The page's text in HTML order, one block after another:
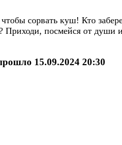
сорвать куш! Кто
Приходи, посмейся от души
15.09.2024 20:30